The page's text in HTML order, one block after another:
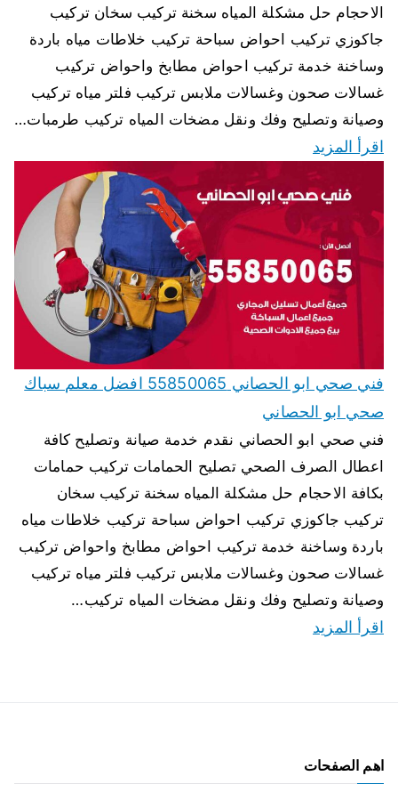
الاحجام حل مشكلة المياه سخنة تركيب سخان تركيب
جاكوزي تركيب احواض سباحة تركيب خلاطات مياه باردة
وساخنة خدمة تركيب احواض مطابخ واحواض تركيب
غسالات صحون وغسالات ملابس تركيب فلتر مياه تركيب
وصيانة وتصليح وفك ونقل مضخات المياه تركيب طرمبات…
اقرأ المزيد
فني صحي ابو الحصاني 55850065 افضل معلم سباك
صحي ابو الحصاني
فني صحي ابو الحصاني نقدم خدمة صيانة وتصليح كافة
اعطال الصرف الصحي تصليح الحمامات تركيب حمامات
بكافة الاحجام حل مشكلة المياه سخنة تركيب سخان
تركيب جاكوزي تركيب احواض سباحة تركيب خلاطات مياه
باردة وساخنة خدمة تركيب احواض مطابخ واحواض تركيب
غسالات صحون وغسالات ملابس تركيب فلتر مياه تركيب
وصيانة وتصليح وفك ونقل مضخات المياه تركيب…
اقرأ المزيد
اهم الصفحات